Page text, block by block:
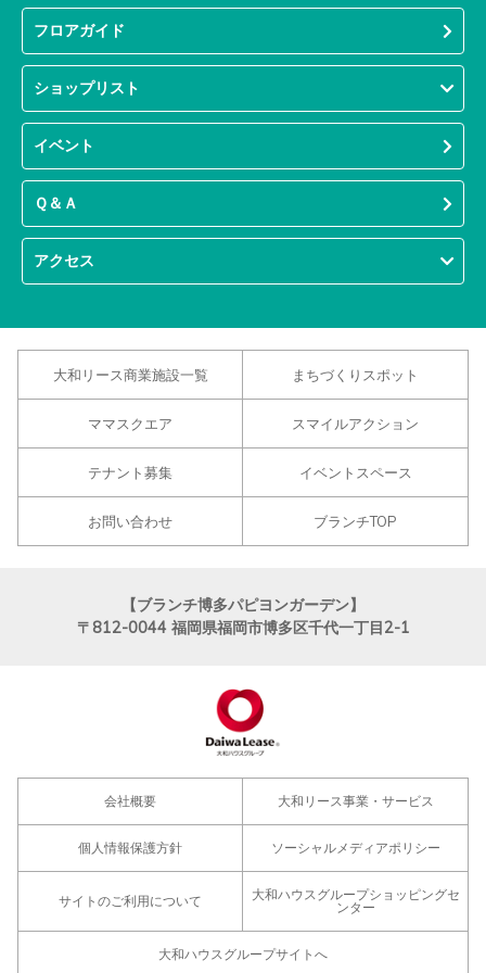
フロアガイド
ショップリスト
イベント
Ｑ＆Ａ
アクセス
大和リース商業施設一覧 まちづくりスポット
ママスクエア スマイルアクション
テナント募集 イベントスペース
お問い合わせ ブランチTOP
【ブランチ博多パピヨンガーデン】
〒812-0044 福岡県福岡市博多区千代一丁目2-1
会社概要 大和リース事業・サービス
個人情報保護方針 ソーシャルメディアポリシー
サイトのご利用について
大和ハウスグループショッピングセ
ンター
大和ハウスグループサイトへ